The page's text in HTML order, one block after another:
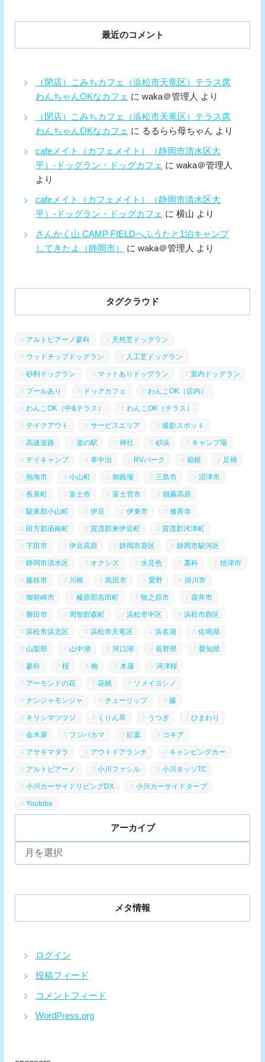
最近のコメント
（閉店）こみちカフェ（浜松市天竜区）テラス席
わんちゃんOKなカフェ に waka＠管理人 より
（閉店）こみちカフェ（浜松市天竜区）テラス席
わんちゃんOKなカフェ に るるらら母ちゃん より
cafeメイト（カフェメイト）（静岡市清水区大
平）-ドッグラン・ドッグカフェ に waka＠管理人
より
cafeメイト（カフェメイト）（静岡市清水区大
平）-ドッグラン・ドッグカフェ に 横山 より
さんかく山 CAMP FIELDへふうたと1泊キャンプ
してきたよ（静岡市）
に waka＠管理人 より
タグクラウド
アルトピアーノ蓼科 天然芝ドッグラン
ウッドチップドッグラン 人工芝ドッグラン
砂利ドッグラン マットありドッグラン 室内ドッグラン
プールあり ドッグカフェ わんこOK（店内）
わんこOK（中&テラス） わんこOK（テラス）
テイクアウト サービスエリア 撮影スポット
高速道路 道の駅 神社 砂浜 キャンプ場
デイキャンプ 車中泊 RVパーク 箱根 足柄
熱海市 小山町 御殿場 三島市 沼津市
長泉町 富士市 富士宮市 朝霧高原
駿東郡小山町 伊豆 伊東市 修善寺
田方郡函南町 賀茂郡東伊豆町 賀茂郡河津町
下田市 伊豆高原 静岡市葵区 静岡市駿河区
静岡市清水区 オクシズ 水見色 藁科 焼津市
藤枝市 川根 島田市 愛野 掛川市
御前崎市 榛原郡吉田町 牧之原市 袋井市
磐田市 周智郡森町 浜松市中区 浜松市西区
浜松市浜北区 浜松市天竜区 浜名湖 佐鳴湖
山梨県 山中湖 河口湖 長野県 愛知県
蓼科 桜 梅 木蓮 河津桜
アーモンドの花 花桃 ソメイヨシノ
ナンジャモンジャ チューリップ 藤
キリシマツツジ くりん草 うつぎ ひまわり
金木犀 フジバカマ 紅葉 コキア
アサギマダラ アウトドアランチ キャンピングカー
アルトピアーノ 小川ファシル 小川タッソTC
小川カーサイドリビングDX 小川カーサイドタープ
Youtube
アーカイブ
ー
メタ情報
ログイン
投稿フィード
コメントフィード
WordPress.org